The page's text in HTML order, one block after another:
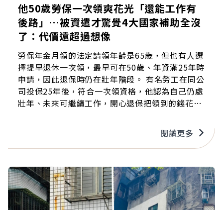
他50歲勞保一次領爽花光「還能工作有
後路」…被資遣才驚覺4大國家補助全沒
了：代價遠超過想像
勞保年金月領的法定請領年齡是65歲，但也有人選
擇提早退休一次領，最早可在50歲、年資滿25年時
申請，因此退保時仍在壯年階段。 有名勞工在同公
司投保25年後，符合一次領資格，他認為自己仍處
壯年、未來可繼續工作，開心退保把領到的錢花
診斷為三高高危險群，無法負荷公司高壓的工作模
式，最後被公司資遣。當他想申請失業給付時，卻
被勞保局拒絕……
閱讀更多